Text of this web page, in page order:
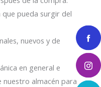
que pueda surgir del
nuevos y de
en general e
almacén para